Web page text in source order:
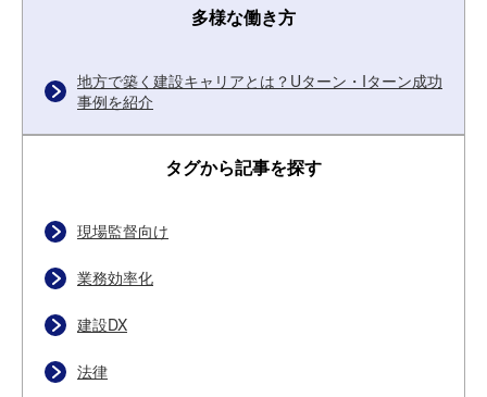
多様な働き方
地方で築く建設キャリアとは？Uターン・Iターン成功
事例を紹介
タグから記事を探す
現場監督向け
業務効率化
建設DX
法律